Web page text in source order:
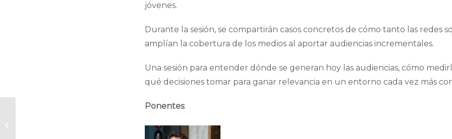
jóvenes.
Durante la sesión, se compartirán casos concretos de cómo tanto las redes
amplían la cobertura de los medios al aportar audiencias incrementales.
Una sesión para entender dónde se generan hoy las audiencias, cómo
qué decisiones tomar para ganar relevancia en un entorno cada vez más
Ponentes: